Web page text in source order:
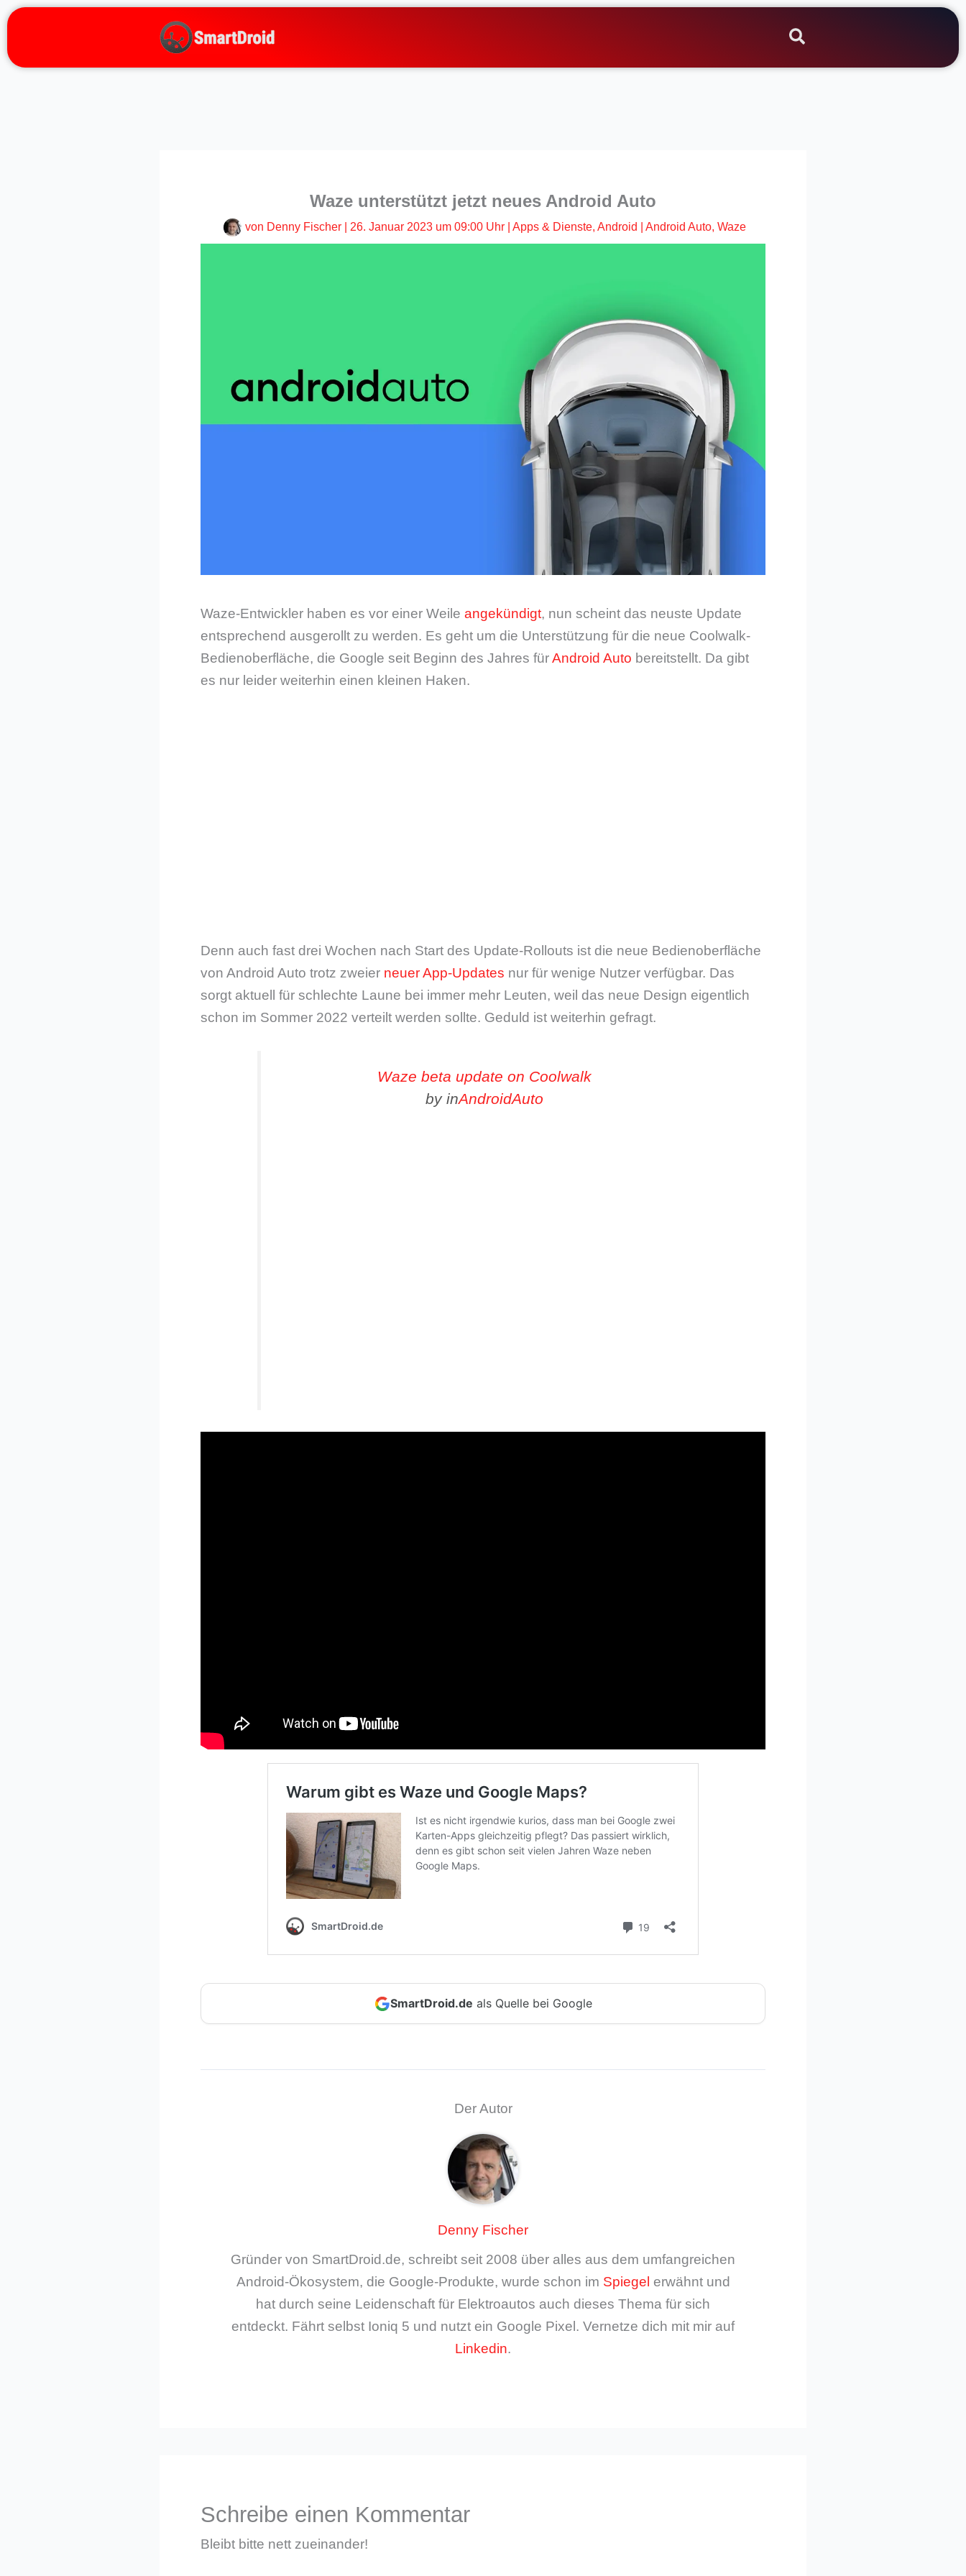
Zum
springen
Waze unterstützt jetzt neues Android Auto
von Denny Fischer 26. Januar 2023 um 09:00 Uhr Apps & Dienste, Android Android Auto, Waze
Waze-Entwickler haben es vor einer Weile angekündigt, nun scheint das neuste Update
entsprechend ausgerollt zu werden. Es geht um die Unterstützung für die neue Coolwalk-
Bedienoberfläche, die Google seit Beginn des Jahres fürAndroid Auto bereitstellt. Da gibt
es nur leider weiterhin einen kleinen Haken.
Denn auch fast drei Wochen nach Start des Update-Rollouts ist die neue Bedienoberfläche
von Android Auto trotz zweier neuer App-Updates nur für wenige Nutzer verfügbar. Das
sorgt aktuell für schlechte Laune bei immer mehr Leuten, weil das neue Design eigentlich
schon im Sommer 2022 verteilt werden sollte. Geduld ist weiterhin gefragt.
Waze beta update on Coolwalk
byinAndroidAuto
SmartDroid.de als Quelle bei Google
Der Autor
Denny Fischer
Gründer von SmartDroid.de, schreibt seit 2008 über alles aus dem umfangreichen
Android-Ökosystem, die Google-Produkte, wurde schon im Spiegel erwähnt und
hat durch seine Leidenschaft für Elektroautos auch dieses Thema für sich
entdeckt. Fährt selbst Ioniq 5 und nutzt ein Google Pixel. Vernetze dich mit mir auf
Linkedin.
Schreibe einen Kommentar
Bleibt bitte nett zueinander!